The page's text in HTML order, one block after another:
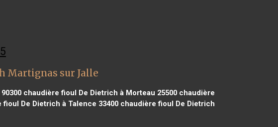
Martignas sur Jalle
chaudière fioul De Dietrich à Morteau 25500 chaudière
De Dietrich à Talence 33400chaudière fioul De Dietrich